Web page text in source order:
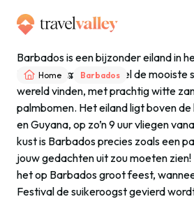
Home » Barbados
Barbados is een bijzonder eiland in
Hier ga je misschien wel de mooiste
wereld vinden, met prachtig witte
palmbomen. Het eiland ligt boven
en Guyana, op zo’n 9 uur vliegen
kust is Barbados precies zoals een
jouw gedachten uit zou moeten
het op Barbados groot feest,
Festival de suikeroogst gevierd